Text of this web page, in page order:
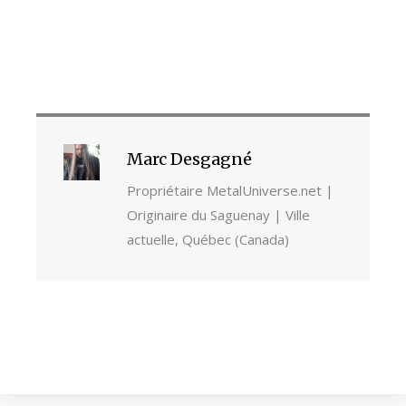
Marc Desgagné
Propriétaire MetalUniverse.net |
Originaire du Saguenay | Ville
actuelle, Québec (Canada)